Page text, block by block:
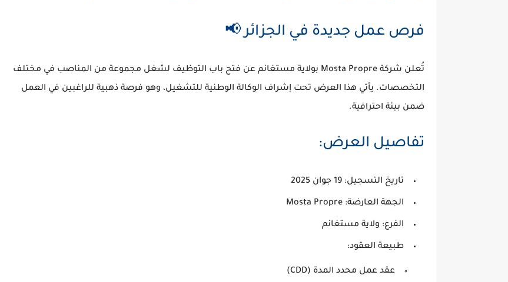
فرص عمل جديدة في الجزائر 📢
تُعلن شركة Mosta Propre بولاية مستغانم عن فتح باب التوظيف لشغل مجموعة من المناصب في مختلف
التخصصات. يأتي هذا العرض تحت إشراف الوكالة الوطنية للتشغيل، وهو فرصة ذهبية للراغبين في العمل
ضمن بيئة احترافية.
تفاصيل العرض:
تاريخ التسجيل:
الجهة العارضة:
الفرع: ولاية مستغانم
طبيعة العقود:
عقد عمل محدد المدة (CDD)